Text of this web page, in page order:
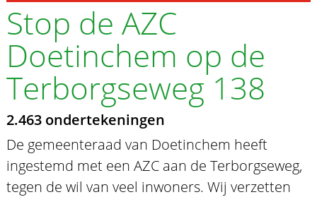
Stop de AZC
Doetinchem op de
Terborgseweg 138
2.463 ondertekeningen
De gemeenteraad van Doetinchem heeft
ingestemd met een AZC aan de Terborgseweg,
tegen de wil van veel inwoners. Wij verzetten